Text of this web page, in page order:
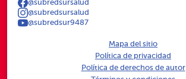
@subredsursalud
@subredsursalud
@subredsur9487
Mapa del sitio
Política de privacidad
Política de derechos de autor